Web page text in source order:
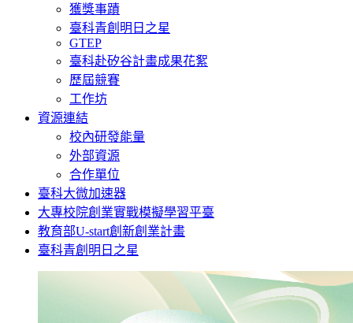
獲獎事蹟
臺科青創明日之星
GTEP
臺科赴矽谷計畫成果花絮
歷屆競賽
工作坊
資源連結
校內研發能量
外部資源
合作單位
臺科大微加速器
大專校院創業實戰模擬學習平臺
教育部U-start創新創業計畫
臺科青創明日之星